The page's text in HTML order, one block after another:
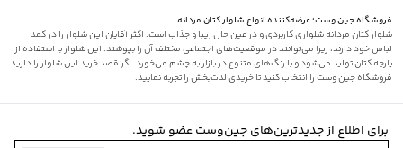
فروشگاه جین وست؛ عرضه‌کننده انواع شلوار کتان مردانه
شلوار کتان مردانه شلواری کاربردی و در عین حال زیبا و جذاب است. اکثر آقایان این شلوار را در کمد
لباس خود دارند، زیرا می‌توانند در موقعیت‌های اجتماعی مختلف آن را بپوشند. این شلوار با استفاده از
پارچه کتان تولید می‌شود و با رنگ‌های متنوع در بازار به چشم می‌خورد. اگر قصد خرید این شلوار را دارید
فروشگاه جین وست را انتخاب کنید تا خریدی لذت‌بخش را تجربه نمایید.
برای اطلاع از جدیدترین‌های جین‌وست عضو شوید.